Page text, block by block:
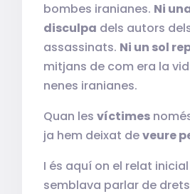
bombes iranianes. Ni
disculpa dels autors
assassinats. Ni un sol
mitjans de com era la
nenes iranianes.
Quan lesvíctimes
ja hem deixat deveure
I és aquí on el relat
semblava parlar de drets